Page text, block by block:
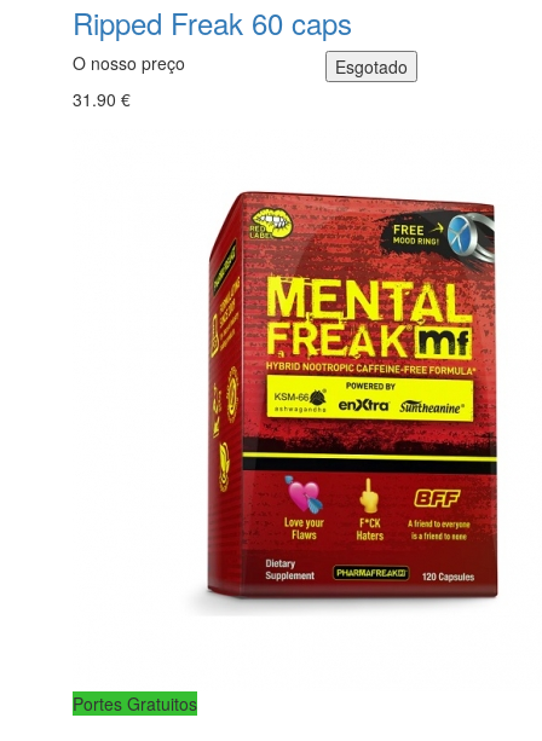
Ripped Freak 60 caps
O nosso preço
31.90 €
Portes Gratuitos